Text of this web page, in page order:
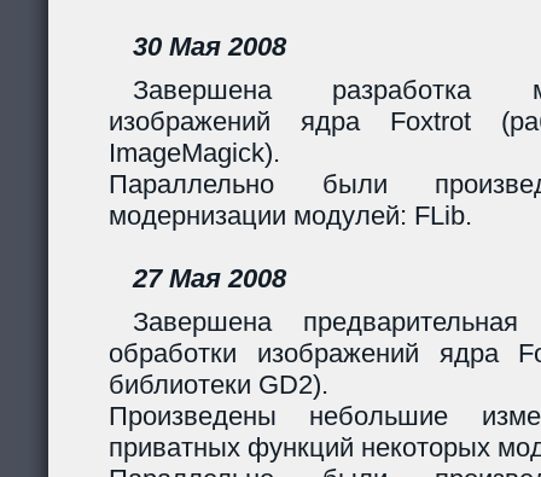
30 Мая 2008
Завершена разработка
изображений ядра Foxtrot
ImageMagick).
Параллельно были
модернизации модулей: FLib.
27 Мая 2008
Завершена
обработки изображений ядра
библиотеки GD2).
Произведены небольшие
приватных функций некоторых